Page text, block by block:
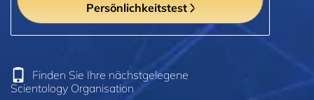
Persönlichkeitstest
Finden Sie Ihre nächstgelegene
Scientology Organisation